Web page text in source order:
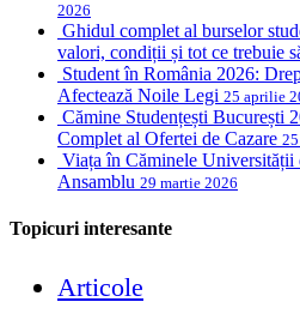
2026
Ghidul complet al burselor
valori, condiții și tot ce trebuie
Student în România 2026:
Afectează Noile Legi 25 aprilie
Cămine Studențești București
Complet al Ofertei de Cazare
Viața în Căminele
Ansamblu 29 martie 2026
Topicuri interesante
Articole